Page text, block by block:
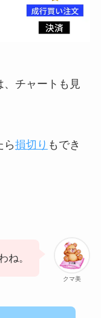
、チャートも見
ら損切り もでき
クマ美
ね。